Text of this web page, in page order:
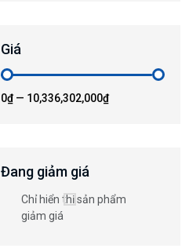
Giá
0₫— 10,336,302,000₫
Đang giảm giá
Chỉ hiển thị sản phẩm
giảm giá